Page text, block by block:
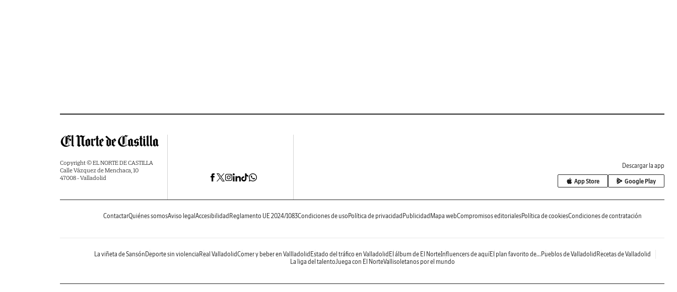
Copyright © EL NORTE DE CASTILLA
Calle Vázquez de Menchaca, 10
47008 - Valladolid
Descargar la app
App Store Google Play
ContactarQuiénes somosAviso legal Accesibilidad Reglamento UE 2024/1083Condiciones de uso Política de privacidad Publicidad Mapa webCompromisos editorialesPolítica de cookiesCondiciones de contratación
La viñeta de Sansón Deporte sin violencia Real ValladolidComer y beber en Vallladolid Estado del tráfico en Valladolid El álbum de El NorteInfluencers de aquíEl plan favorito de... Pueblos de Valladolid Recetas de Valladolid
La liga del talentoJuega con El NorteVallisoletanos por el mundo